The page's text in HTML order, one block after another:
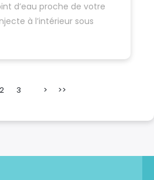
d’eau proche de votre
à l’intérieur sous
2 3 > >>